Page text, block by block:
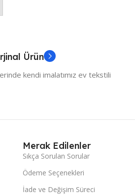
Ürün
kendi imalatımız ev tekstili
Merak Edilenler
Sıkça Sorulan Sorular
Ödeme Seçenekleri
İade ve Değişim Süreci